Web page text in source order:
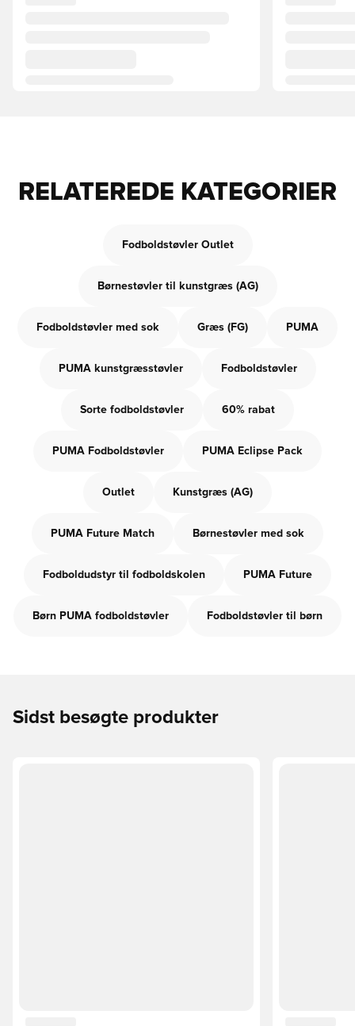
RELATEREDE KATEGORIER
Fodboldstøvler Outlet
Børnestøvler til kunstgræs (AG)
Fodboldstøvler med sok Græs (FG) PUMA
PUMA kunstgræsstøvler Fodboldstøvler
Sorte fodboldstøvler 60% rabat
PUMA Fodboldstøvler PUMA Eclipse Pack
Outlet Kunstgræs (AG)
PUMA Future Match Børnestøvler med sok
Fodboldudstyr til fodboldskolen PUMA Future
Børn PUMA fodboldstøvler Fodboldstøvler til børn
Sidst besøgte produkter